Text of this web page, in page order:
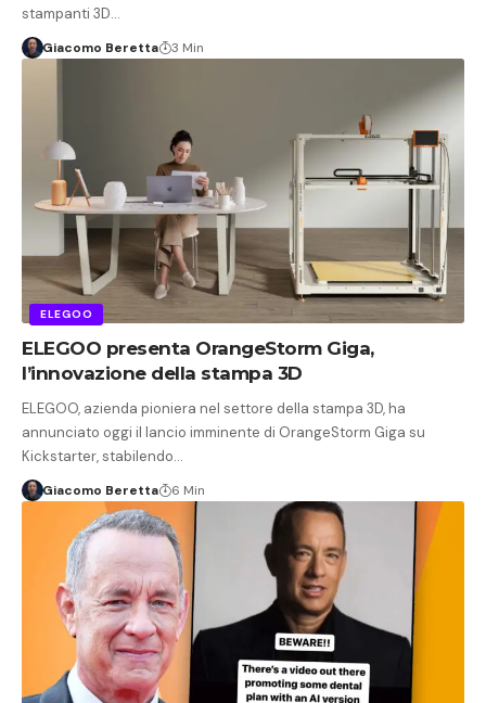
stampanti 3D…
Giacomo Beretta 3 Min
ELEGOO
ELEGOO presenta OrangeStorm Giga,
l’innovazione della stampa 3D
ELEGOO, azienda pioniera nel settore della stampa 3D, ha
annunciato oggi il lancio imminente di OrangeStorm Giga su
Kickstarter, stabilendo…
Giacomo Beretta 6 Min